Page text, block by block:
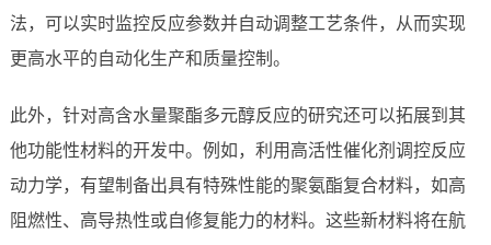
法，可以实时监控反应参数并自动调整工艺条件，从而实现
更高水平的自动化生产和质量控制。
此外，针对高含水量聚酯多元醇反应的研究还可以拓展到其
他功能性材料的开发中。例如，利用高活性催化剂调控反应
动力学，有望制备出具有特殊性能的聚氨酯复合材料，如高
阻燃性、高导热性或自修复能力的材料。这些新材料将在航